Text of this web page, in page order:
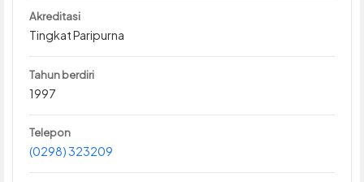
Akreditasi
Tingkat Paripurna
Tahun berdiri
1997
Telepon
(0298) 323209